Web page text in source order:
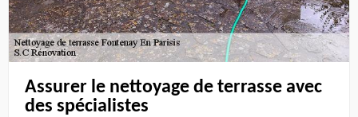
Assurer le nettoyage de terrasse avec
des spécialistes